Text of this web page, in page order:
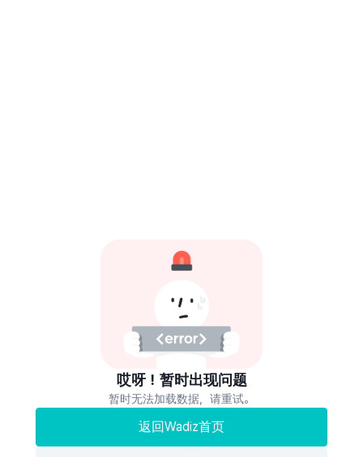
哎呀！暂时出现问题
暂时无法加载数据，请重试。
返回Wadiz首页